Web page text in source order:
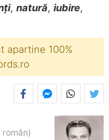
, natură, iubire,
apartine 100%